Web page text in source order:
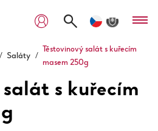
/ Saláty /
Těstovinový salát s kuřecím
masem 250g
s kuřecím